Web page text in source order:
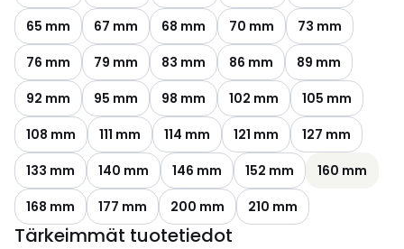
65 mm
67 mm 68 mm 70 mm
73 mm
76 mm
79 mm 83 mm 86 mm
89 mm
92 mm
95 mm 98 mm 102 mm
105 mm
108 mm
111 mm 114 mm 121 mm
127 mm
133 mm
140 mm 146 mm 152 mm
160 mm
168 mm
177 mm 200 mm 210 mm
Tärkeimmät tuotetiedot